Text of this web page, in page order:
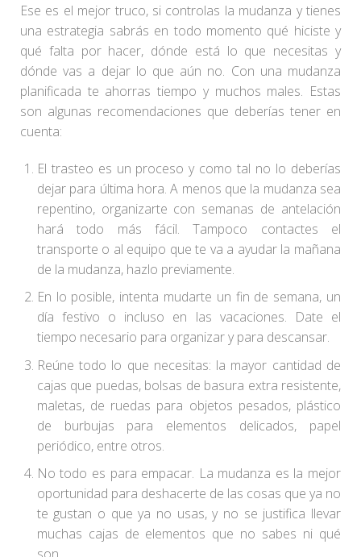
Ese es el mejor truco, si controlas la mudanza y tienes
una estrategia sabrás en todo momento qué hiciste y
qué falta por hacer, dónde está lo que necesitas y
dónde vas a dejar lo que aún no. Con una mudanza
planificada te ahorras tiempo y muchos males. Estas
son algunas recomendaciones que deberías tener en
cuenta:
El trasteo es un proceso y como tal no lo deberías
dejar para última hora. A menos que la mudanza sea
repentino, organizarte con semanas de antelación
hará todo más fácil. Tampoco contactes el
transporte o al equipo que te va a ayudar la mañana
de la mudanza, hazlo previamente.
En lo posible, intenta mudarte un fin de semana, un
día festivo o incluso en las vacaciones. Date el
tiempo necesario para organizar y para descansar.
Reúne todo lo que necesitas: la mayor cantidad de
cajas que puedas, bolsas de basura extra resistente,
maletas, de ruedas para objetos pesados, plástico
de burbujas para elementos delicados, papel
periódico, entre otros.
No todo es para empacar. La mudanza es la mejor
oportunidad para deshacerte de las cosas que ya no
te gustan o que ya no usas, y no se justifica llevar
muchas cajas de elementos que no sabes ni qué